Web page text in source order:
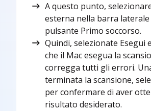
A questo punto,
esterna nella barra laterale
pulsante Primo soccorso.
Quindi, selezionate Esegui
che il Mac esegua la
corregga tutti gli errori.
terminata la scansione,
per confermare di aver
risultato desiderato.